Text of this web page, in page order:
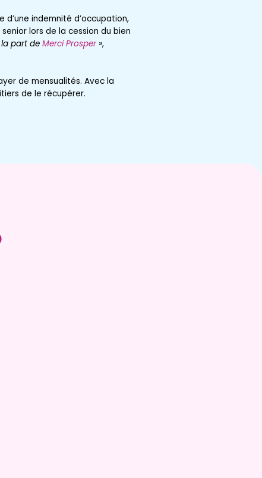
indemnité d’occupation,
lors de la cession du bien
part de Merci Prosper»,
de mensualités. Avec la
de le récupérer.